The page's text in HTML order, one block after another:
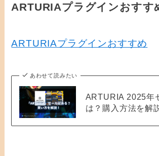
ARTURIAプラグインおすす
ARTURIAプラグインおすすめ
あわせて読みたい
ARTURIA 2025年
は？購入方法を解